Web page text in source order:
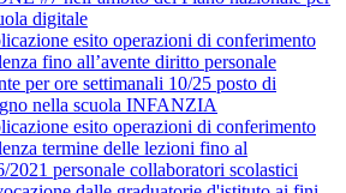
digitale
esito operazioni di conferimento
fino all’avente diritto personale
per ore settimanali 10/25 posto di
nella scuola INFANZIA
esito operazioni di conferimento
termine delle lezioni fino al
2021 personale collaboratori scolastici